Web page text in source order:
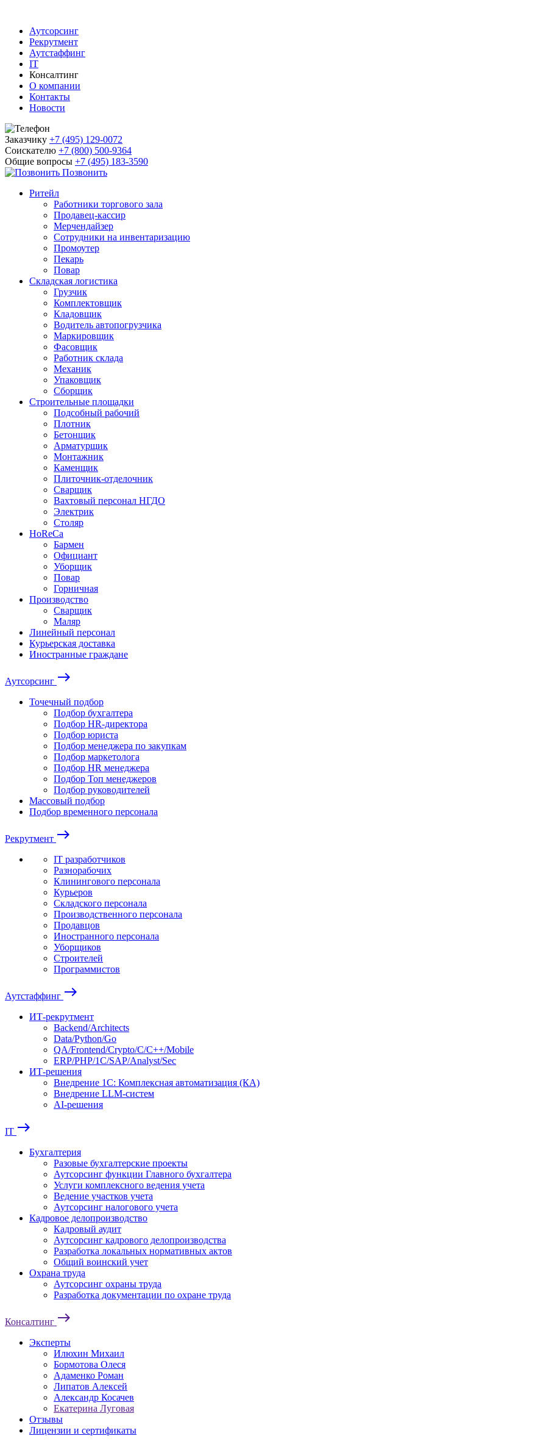
Аутсорсинг
Рекрутмент
Аутстаффинг
IT
Консалтинг
О компании
Контакты
Новости
Заказчику +7 (495) 129-0072
Соискателю +7 (800) 500-9364
Общие вопросы +7 (495) 183-3590
Позвонить
Ритейл
Работники торгового зала
Продавец-кассир
Мерчендайзер
Сотрудники на инвентаризацию
Промоутер
Пекарь
Повар
Складская логистика
Грузчик
Комплектовщик
Кладовщик
Водитель автопогрузчика
Маркировщик
Фасовщик
Работник склада
Механик
Упаковщик
Сборщик
Строительные площадки
Подсобный рабочий
Плотник
Бетонщик
Арматурщик
Монтажник
Каменщик
Плиточник-отделочник
Сварщик
Вахтовый персонал НГДО
Электрик
Столяр
HoReCa
Бармен
Официант
Уборщик
Повар
Горничная
Производство
Сварщик
Маляр
Линейный персонал
Курьерская доставка
Иностранные граждане
Аутсорсинг east
Точечный подбор
Подбор бухгалтера
Подбор HR-директора
Подбор юриста
Подбор менеджера по закупкам
Подбор маркетолога
Подбор HR менеджера
Подбор Топ менеджеров
Подбор руководителей
Массовый подбор
Подбор временного персонала
Рекрутмент east
IT разработчиков
Разнорабочих
Клинингового персонала
Курьеров
Складского персонала
Производственного персонала
Продавцов
Иностранного персонала
Уборщиков
Строителей
Программистов
Аутстаффинг east
ИТ-рекрутмент
Backend/Architects
Data/Python/Go
QA/Frontend/Crypto/C/C++/Mobile
ERP/PHP/1C/SAP/Analyst/Sec
ИТ-решения
Внедрение 1С: Комплексная автоматизация (КА)
Внедрение LLM-систем
AI-решения
IT east
Бухгалтерия
Разовые бухгалтерские проекты
Аутсорсинг функции Главного бухгалтера
Услуги комплексного ведения учета
Ведение участков учета
Аутсорсинг налогового учета
Кадровое делопроизводство
Кадровый аудит
Аутсорсинг кадрового делопроизводства
Разработка локальных нормативных актов
Общий воинский учет
Охрана труда
Аутсорсинг охраны труда
Разработка документации по охране труда
Консалтинг east
Эксперты
Илюхин Михаил
Бормотова Олеся
Адаменко Роман
Липатов Алексей
Александр Косачев
Екатерина Луговая
Отзывы
Лицензии и сертификаты